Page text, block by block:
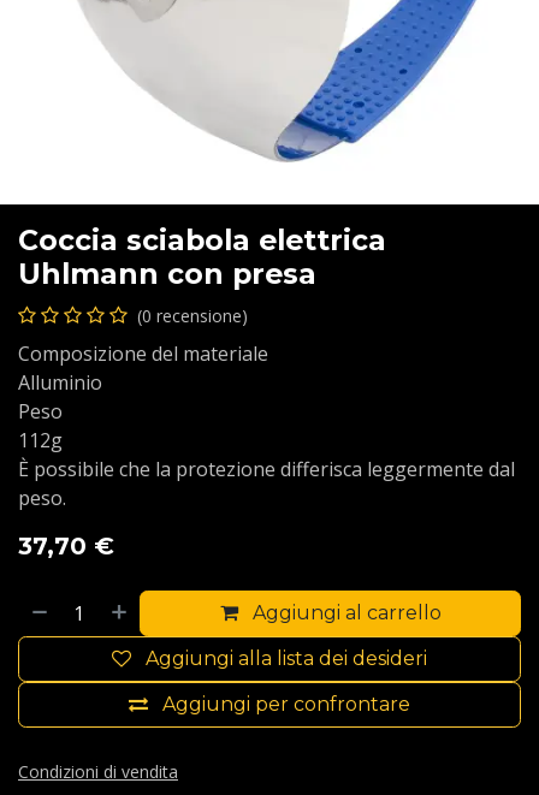
Coccia sciabola elettrica
Uhlmann con presa
(0 recensione)
Composizione del materiale
Alluminio
Peso
112g
È possibile che la protezione differisca leggermente dal
peso.
37,70 €
Aggiungi al carrello
Aggiungi per confrontare
Aggiungi alla lista dei desideri
Condizioni di vendita